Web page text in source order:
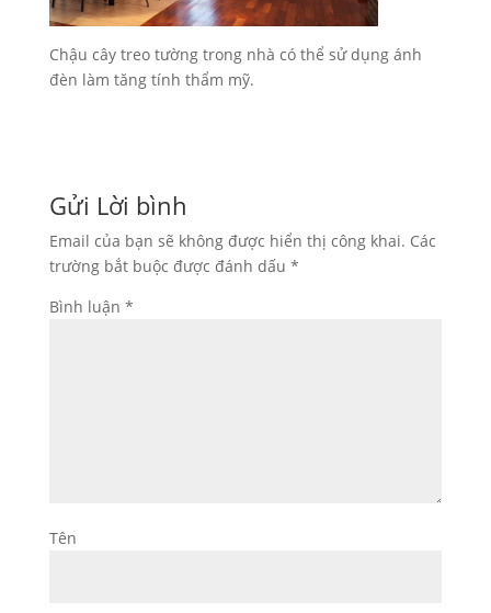
Chậu cây treo tường trong nhà có thể sử dụng ánh
đèn làm tăng tính thẩm mỹ.
Gửi Lời bình
Email của bạn sẽ không được hiển thị công khai. Các
trường bắt buộc được đánh dấu *
Bình luận *
Tên